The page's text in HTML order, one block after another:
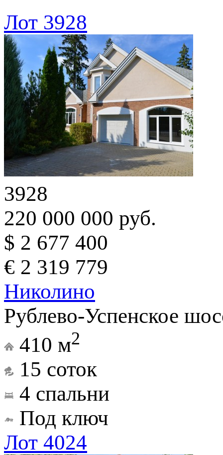
Лот 3928
3928
220 000 000 руб.
$ 2 677 400
€ 2 319 779
Николино
Рублево-Успенское
410 м2
15 соток
4 спальни
Под ключ
Лот 4024